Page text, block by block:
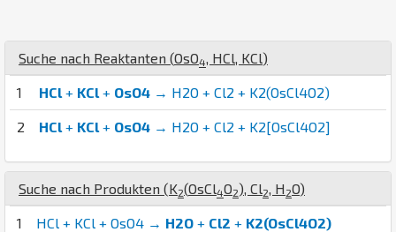
Suche nach Reaktanten (OsO4, HCl, KCl)
1 HCl+ KCl+ OsO4 → H2O + Cl2 + K2(OsCl4O2)
2 HCl+ KCl+ OsO4 → H2O + Cl2 + K2[OsCl4O2]
Suche nach Produkten (K2(OsCl4O2), Cl2, H 2O)
1 HCl + KCl + OsO4 → H2O + Cl2 + K2(OsCl4O2)